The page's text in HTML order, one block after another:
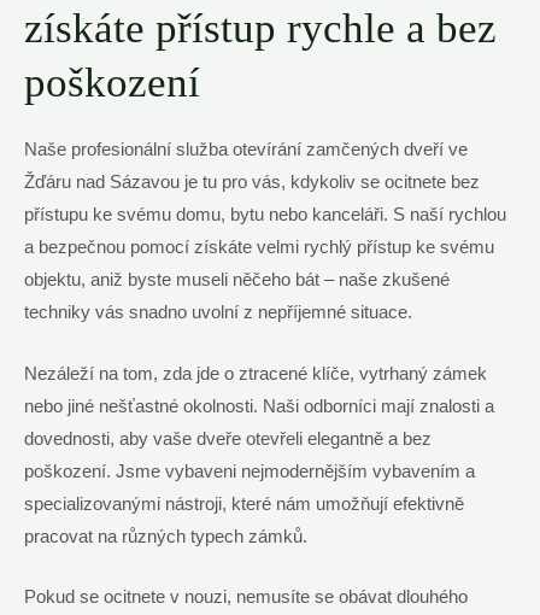
získáte přístup rychle a bez
poškození
Naše profesionální služba otevírání zamčených dveří ve
Žďáru nad Sázavou je tu pro vás, kdykoliv se ocitnete bez
přístupu ke svému domu, bytu nebo kanceláři. S naší rychlou
a bezpečnou pomocí získáte velmi rychlý přístup ke svému
objektu, aniž byste museli něčeho bát – naše zkušené
techniky vás snadno uvolní z nepříjemné situace.
Nezáleží na tom, zda jde o ztracené klíče, vytrhaný zámek
nebo jiné nešťastné okolnosti. Naši odborníci mají znalosti a
dovednosti, aby vaše dveře otevřeli elegantně a bez
poškození. Jsme vybaveni nejmodernějším vybavením a
specializovanými nástroji, které nám umožňují efektivně
pracovat na různých typech zámků.
Pokud se ocitnete v nouzi, nemusíte se obávat dlouhého